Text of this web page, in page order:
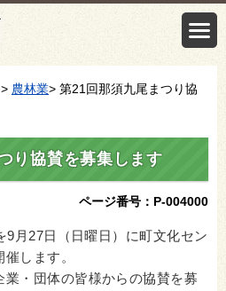
> 農林業> 第21回那須九尾まつり協
り協賛を募集します
ページ番号：P-004000
9月27日（日曜日）に町文化セン
します。
業・団体の皆様からの協賛を募